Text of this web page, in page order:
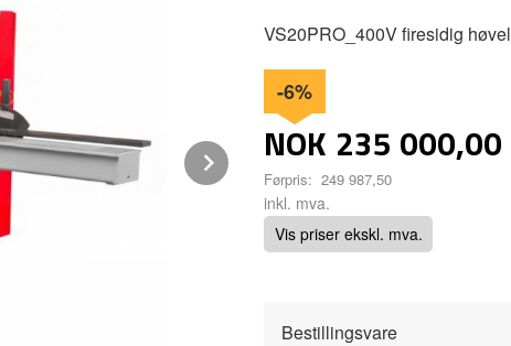
Next
VS20PRO_400V firesidig høvel
NOK 235 000,00
Førpris: 249 987,50
Rabatt
-6%
inkl. mva.
Vis priser ekskl. mva.
Bestillingsvare